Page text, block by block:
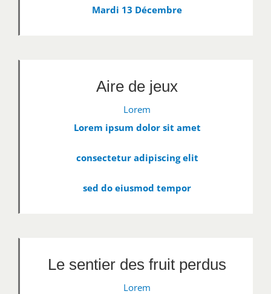
Mardi 13 Décembre
Aire de jeux
Lorem
Lorem ipsum dolor sit amet
consectetur adipiscing elit
sed do eiusmod tempor
Le sentier des fruit perdus
Lorem